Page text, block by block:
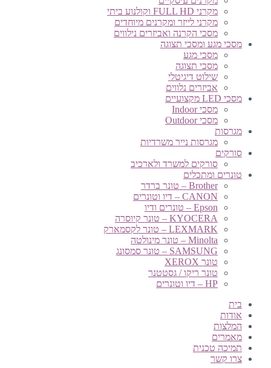
מקרני FULL HD וקולנוע ביתי
מקרני לייזר ומקרנים מיוחדים
מסכי הקרנה ואביזרים נילווים
מסכי מגע ומסכי תצוגה
מסכי מגע
מסכי תצוגה
שילוט דיגיטלי
אביזרים נלווים
מסכי LED מקצועיים
מסכי Indoor
מסכי Outdoor
מגרסות
מגרסות נייר משרדיות
סורקים
סורקים למשרד ולארכיב
טונרים ומתכלים
Brother – טונר ברדר
CANON – דיו וטונרים
Epson – טונרים ודיו
KYOCERA – טונר קיוסרה
LEXMARK – טונר לקסמארק
Minolta – טונר מינולטה
SAMSUNG – טונר סמסונג
טונר XEROX
טונר ריקו / גסטטנר
HP – דיו וטונרים
בית
אודות
המלצות
מאמרים
תמיכה טכנית
צרו קשר